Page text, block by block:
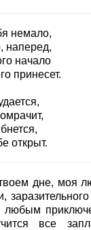
немало,
наперед,
начало
принесет.
открыт.
дне, моя
любым
все